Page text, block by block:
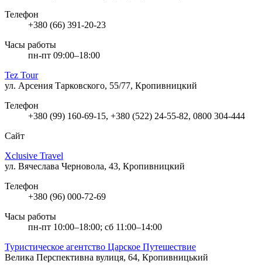
Телефон
+380 (66) 391-20-23
Часы работы
пн-пт 09:00–18:00
Tez Tour
ул. Арсения Тарковского, 55/77, Кропивницкий
Телефон
+380 (99) 160-69-15, +380 (522) 24-55-82, 0800 304-444
Сайт
Xclusive Travel
ул. Вячеслава Черновола, 43, Кропивницкий
Телефон
+380 (96) 000-72-69
Часы работы
пн-пт 10:00–18:00; сб 11:00–14:00
Туристическое агентство Царское Путешествие
Велика Перспективна вулиця, 64, Кропивницький